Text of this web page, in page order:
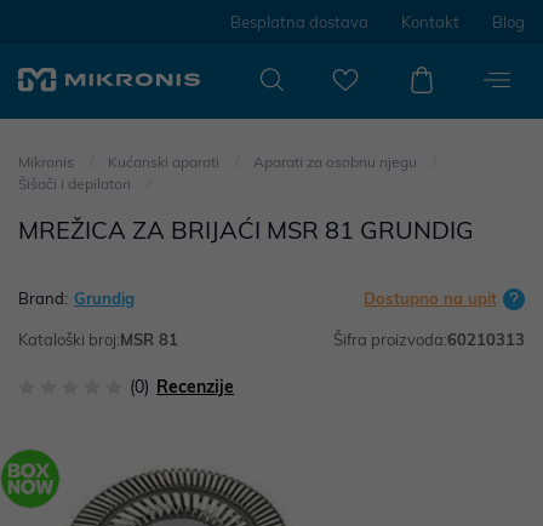
Besplatna dostava Kontakt Blog
Mikronis Kućanski aparati
Aparati za osobnu njegu
Šišači i depilatori
MREŽICA ZA BRIJAĆI MSR 81 GRUNDIG
Brand: Grundig Dostupno na upit
Kataloški broj:MSR 81 Šifra proizvoda:60210313
(0) Recenzije